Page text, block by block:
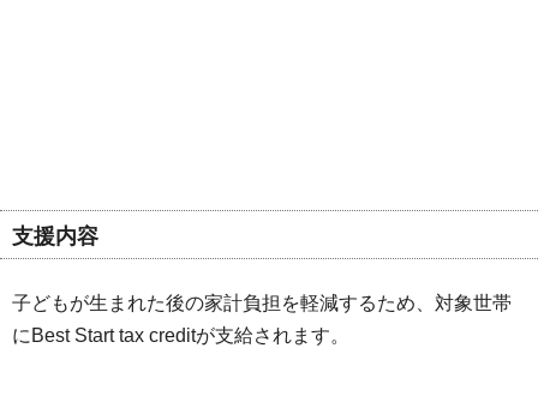
支援内容
子どもが生まれた後の家計負担を軽減するため、対象世帯
にBest Start tax creditが支給されます。